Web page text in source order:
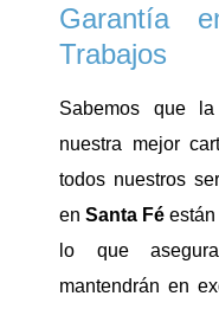
Garantía
Trabajos
Sabemos que
nuestra mejor
todos nuestros
en Santa Fé
lo que
mantendrán en